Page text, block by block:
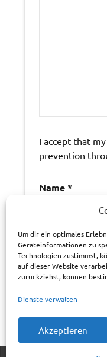
Um dir ein optimales
Geräteinformationen zu
Technologien zustimmst,
auf dieser Website
zurückziehst, können
Dienste verwalten
Akzeptieren
I accept that
prevention
Name*
Website